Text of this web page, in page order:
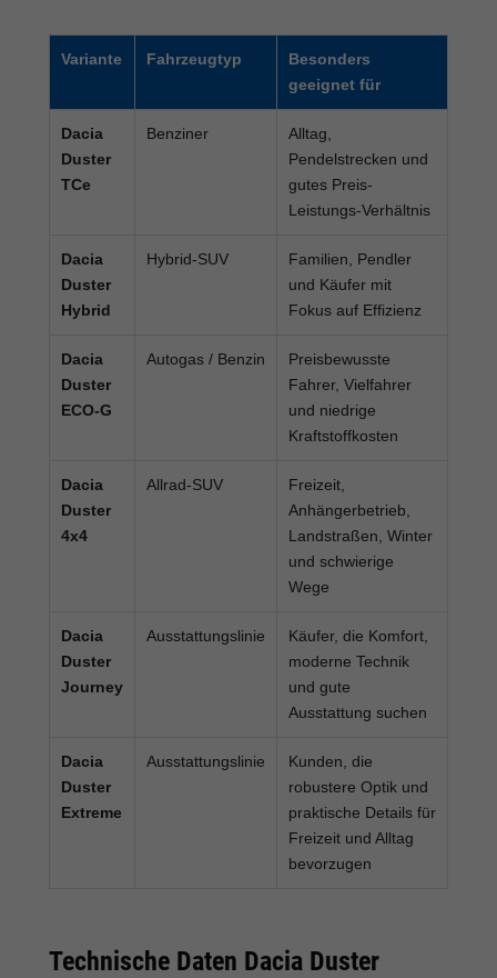
Variante Fahrzeugtyp
Besonders
geeignet für
Dacia
Duster
TCe
Benziner
Alltag,
Pendelstrecken und
gutes Preis-
Leistungs-Verhältnis
Dacia
Duster
Hybrid
Hybrid-SUV
Familien, Pendler
und Käufer mit
Fokus auf Effizienz
Dacia
Duster
ECO-G
Autogas / Benzin
Preisbewusste
Fahrer, Vielfahrer
und niedrige
Kraftstoffkosten
Dacia
Duster
4x4
Allrad-SUV
Freizeit,
Anhängerbetrieb,
Landstraßen, Winter
und schwierige
Wege
Dacia
Duster
Journey
Ausstattungslinie
Käufer, die Komfort,
moderne Technik
und gute
Ausstattung suchen
Dacia
Duster
Extreme
Ausstattungslinie
Kunden, die
robustere Optik und
praktische Details für
Freizeit und Alltag
bevorzugen
Technische Daten Dacia Duster